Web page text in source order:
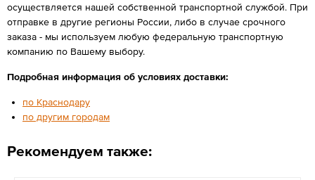
осуществляется нашей собственной транспортной службой. При
отправке в другие регионы России, либо в случае срочного
заказа - мы используем любую федеральную транспортную
компанию по Вашему выбору.
Подробная информация об условиях доставки:
по Краснодару
по другим городам
Рекомендуем также: